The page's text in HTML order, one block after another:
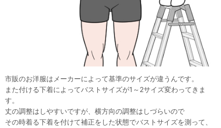
市販のお洋服はメーカーによって基準のサイズが違うんです。
また付ける下着によってバストサイズが1～2サイズ変わってきま
す。
丈の調整はしやすいですが、横方向の調整はしづらいので
その時着る下着を付けて補正をした状態でバストサイズを測って、